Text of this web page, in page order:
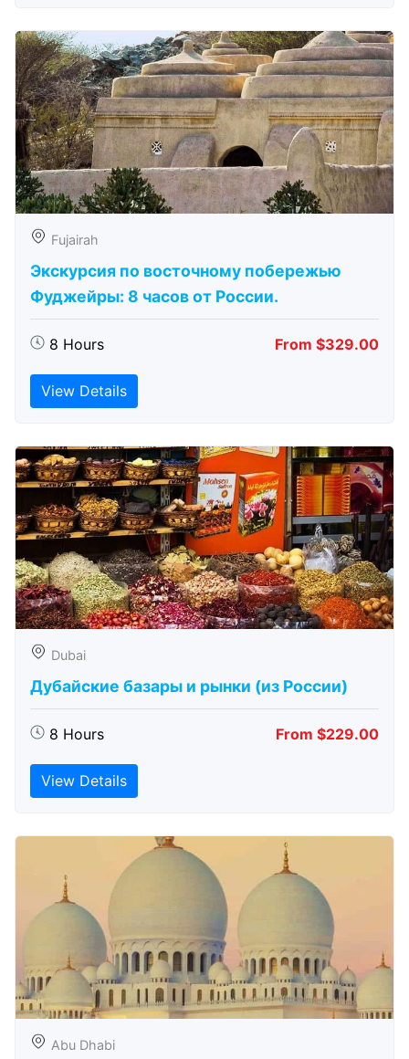
Fujairah
Экскурсия по восточному побережью
Фуджейры: 8 часов от России.
8 Hours From $329.00
View Details
Dubai
Дубайские базары и рынки (из России)
8 Hours From $229.00
View Details
Abu Dhabi